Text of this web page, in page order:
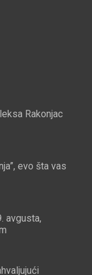
Rakonjac
evo šta vas
avgusta,